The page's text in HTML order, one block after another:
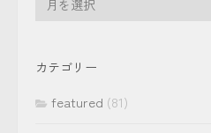
イ
カテゴリー
featured (81)